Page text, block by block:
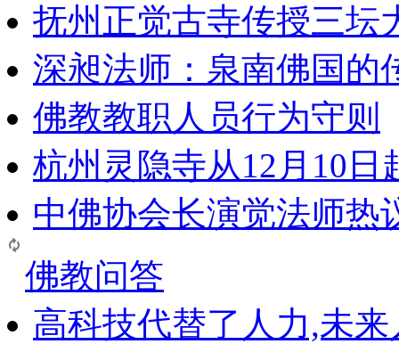
抚州正觉古寺传授三坛
深昶法师：泉南佛国的
佛教教职人员行为守则
杭州灵隐寺从12月10日
中佛协会长演觉法师热
佛教问答
高科技代替了人力,未